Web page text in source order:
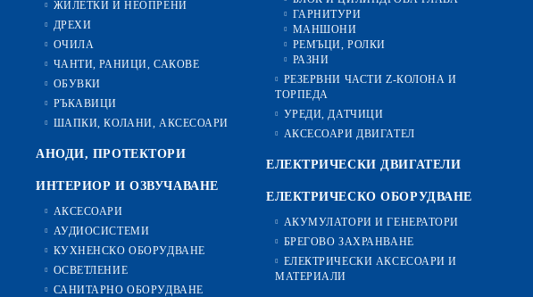
ЖИЛЕТКИ И НЕОПРЕНИ
ДРЕХИ
ОЧИЛА
ЧАНТИ, РАНИЦИ, САКОВЕ
ОБУВКИ
РЪКАВИЦИ
ШАПКИ, КОЛАНИ, АКСЕСОАРИ
АНОДИ, ПРОТЕКТОРИ
ИНТЕРИОР И ОЗВУЧАВАНЕ
АКСЕСОАРИ
АУДИОСИСТЕМИ
КУХНЕНСКО ОБОРУДВАНЕ
ОСВЕТЛЕНИЕ
САНИТАРНО ОБОРУДВАНЕ
ГАРНИТУРИ
МАНШОНИ
РЕМЪЦИ, РОЛКИ
РАЗНИ
РЕЗЕРВНИ ЧАСТИ Z-КОЛОНА И
ТОРПЕДА
УРЕДИ, ДАТЧИЦИ
АКСЕСОАРИ ДВИГАТЕЛ
ЕЛЕКТРИЧЕСКИ ДВИГАТЕЛИ
ЕЛЕКТРИЧЕСКО ОБОРУДВАНЕ
АКУМУЛАТОРИ И ГЕНЕРАТОРИ
БРЕГОВО ЗАХРАНВАНЕ
ЕЛЕКТРИЧЕСКИ АКСЕСОАРИ И
МАТЕРИАЛИ